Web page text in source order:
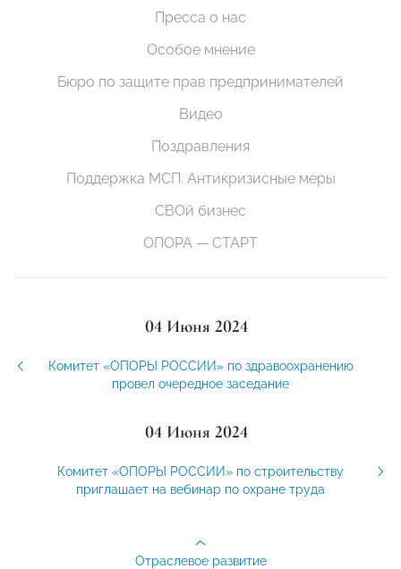
Пресса о нас
Особое мнение
Бюро по защите прав предпринимателей
Видео
Поздравления
Поддержка МСП. Антикризисные меры
СВОй бизнес
ОПОРА — СТАРТ
04 Июня 2024
Комитет «ОПОРЫ РОССИИ» по здравоохранению
провел очередное заседание
04 Июня 2024
Комитет «ОПОРЫ РОССИИ» по строительству
приглашает на вебинар по охране труда
Отраслевое развитие